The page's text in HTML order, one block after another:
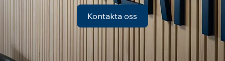
Kontakta oss